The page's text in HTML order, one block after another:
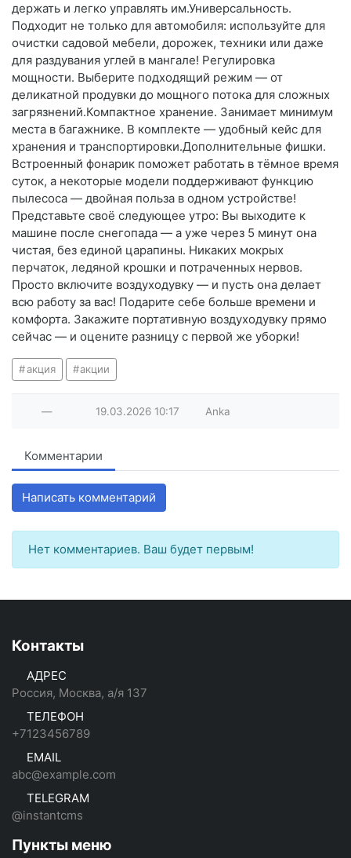
держать и легко управлять им.Универсальность.
Подходит не только для автомобиля: используйте для
очистки садовой мебели, дорожек, техники или даже
для раздувания углей в мангале! Регулировка
мощности. Выберите подходящий режим — от
деликатной продувки до мощного потока для сложных
загрязнений.Компактное хранение. Занимает минимум
места в багажнике. В комплекте — удобный кейс для
хранения и транспортировки.Дополнительные фишки.
Встроенный фонарик поможет работать в тёмное время
суток, а некоторые модели поддерживают функцию
пылесоса — двойная польза в одном устройстве!
Представьте своё следующее утро: Вы выходите к
машине после снегопада — а уже через 5 минут она
чистая, без единой царапины. Никаких мокрых
перчаток, ледяной крошки и потраченных нервов.
Просто включите воздуходувку — и пусть она делает
всю работу за вас! Подарите себе больше времени и
комфорта. Закажите портативную воздуходувку прямо
сейчас — и оцените разницу с первой же уборки!
акция акции
— 19.03.2026 10:17 Anka
Комментарии
Написать комментарий
Нет комментариев. Ваш будет первым!
Контакты
АДРЕС
Россия, Москва, а/я 137
ТЕЛЕФОН
+7123456789
EMAIL
abc@example.com
TELEGRAM
@instantcms
Пункты меню